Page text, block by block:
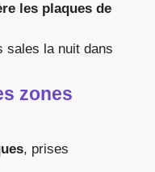
les plaques de
sales la nuit dans
zones
, prises